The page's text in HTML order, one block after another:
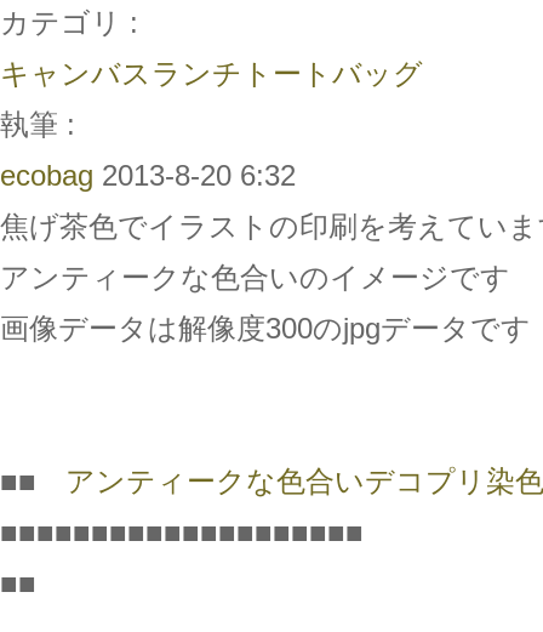
カテゴリ :
キャンバスランチトートバッグ
執筆 :
ecobag 2013-8-20 6:32
焦げ茶色でイラストの印刷を考えてい
アンティークな色合いのイメージです
画像データは解像度300のjpgデータです
■■ アンティークな色合いデコプリ染
■■■■■■■■■■■■■■■■■■■■
■■